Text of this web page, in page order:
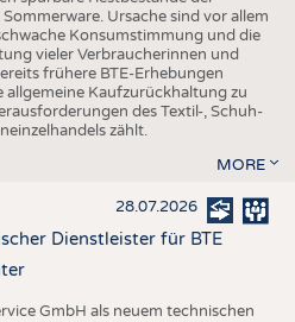
Ursache sind vor allem
Konsumstimmung und die
vieler Verbraucherinnen und
frühere BTE-Erhebungen
allgemeine Kaufzurückhaltung zu
des Textil-, Schuh-
zählt.
MORE
28.07.2026
Dienstleister für BTE
GmbH als neuem technischen